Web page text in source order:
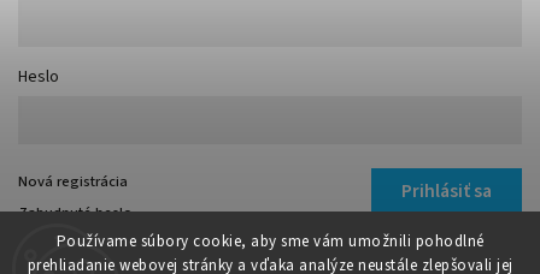
Používame súbory cookie, aby sme vám umožnili pohodlné
prehliadanie webovej stránky a vďaka analýze neustále zlepšovali jej
Heslo
Prihlásiť sa
Nová registrácia
Zabudnuté heslo